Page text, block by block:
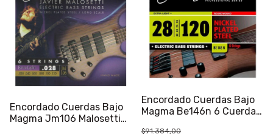
Encordado Cuerdas Bajo
Magma Jm106 Malosetti
Encordado Cuerdas Bajo
Magma Be146n 6 Cuerdas
$91.384,00